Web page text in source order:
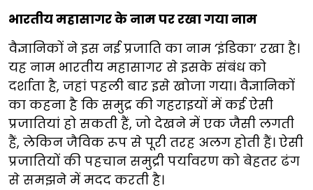
भारतीय महासागर के नाम पर रखा गया नाम
वैज्ञानिकों ने इस नई प्रजाति का नाम ‘इंडिका’ रखा है।
यह नाम भारतीय महासागर से इसके संबंध को
दर्शाता है, जहां पहली बार इसे खोजा गया। वैज्ञानिकों
का कहना है कि समुद्र की गहराइयों में कई ऐसी
प्रजातियां हो सकती हैं, जो देखने में एक जैसी लगती
हैं, लेकिन जैविक रूप से पूरी तरह अलग होती हैं। ऐसी
प्रजातियों की पहचान समुद्री पर्यावरण को बेहतर ढंग
से समझने में मदद करती है।